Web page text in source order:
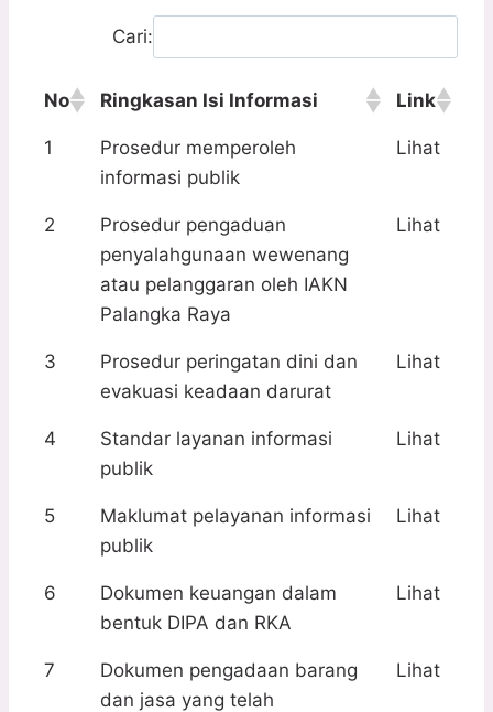
Cari:
No Ringkasan Isi Informasi Link
1
Prosedur memperoleh
informasi publik
Lihat
2
Prosedur pengaduan
penyalahgunaan wewenang
atau pelanggaran oleh IAKN
Palangka Raya
Lihat
3
Prosedur peringatan dini dan
evakuasi keadaan darurat
Lihat
4
Standar layanan informasi
publik
Lihat
5
Maklumat pelayanan informasi
publik
Lihat
6
Dokumen keuangan dalam
bentuk DIPA dan RKA
Lihat
7
Dokumen pengadaan barang
dan jasa yang telah
Lihat